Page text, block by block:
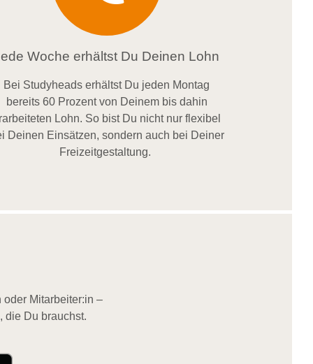
Woche erhältst Du Deinen Lohn
Bei Studyheads erhältst Du jeden Montag
bereits 60 Prozent von Deinem bis dahin
Lohn. So bist Du nicht nur flexibel
Deinen Einsätzen, sondern auch bei Deiner
Freizeitgestaltung.
Mitarbeiter:in –
die Du brauchst.